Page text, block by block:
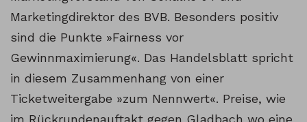
Marketingdirektor des BVB. Besonders positiv
sind die Punkte »Fairness vor
Gewinnmaximierung«. Das Handelsblatt spricht
in diesem Zusammenhang von einer
Ticketweitergabe »zum Nennwert«. Preise, wie
im Rückrundenauftakt gegen Gladbach wo eine